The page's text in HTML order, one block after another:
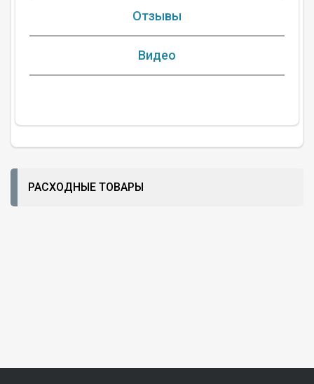
Отзывы
Видео
РАСХОДНЫЕ ТОВАРЫ